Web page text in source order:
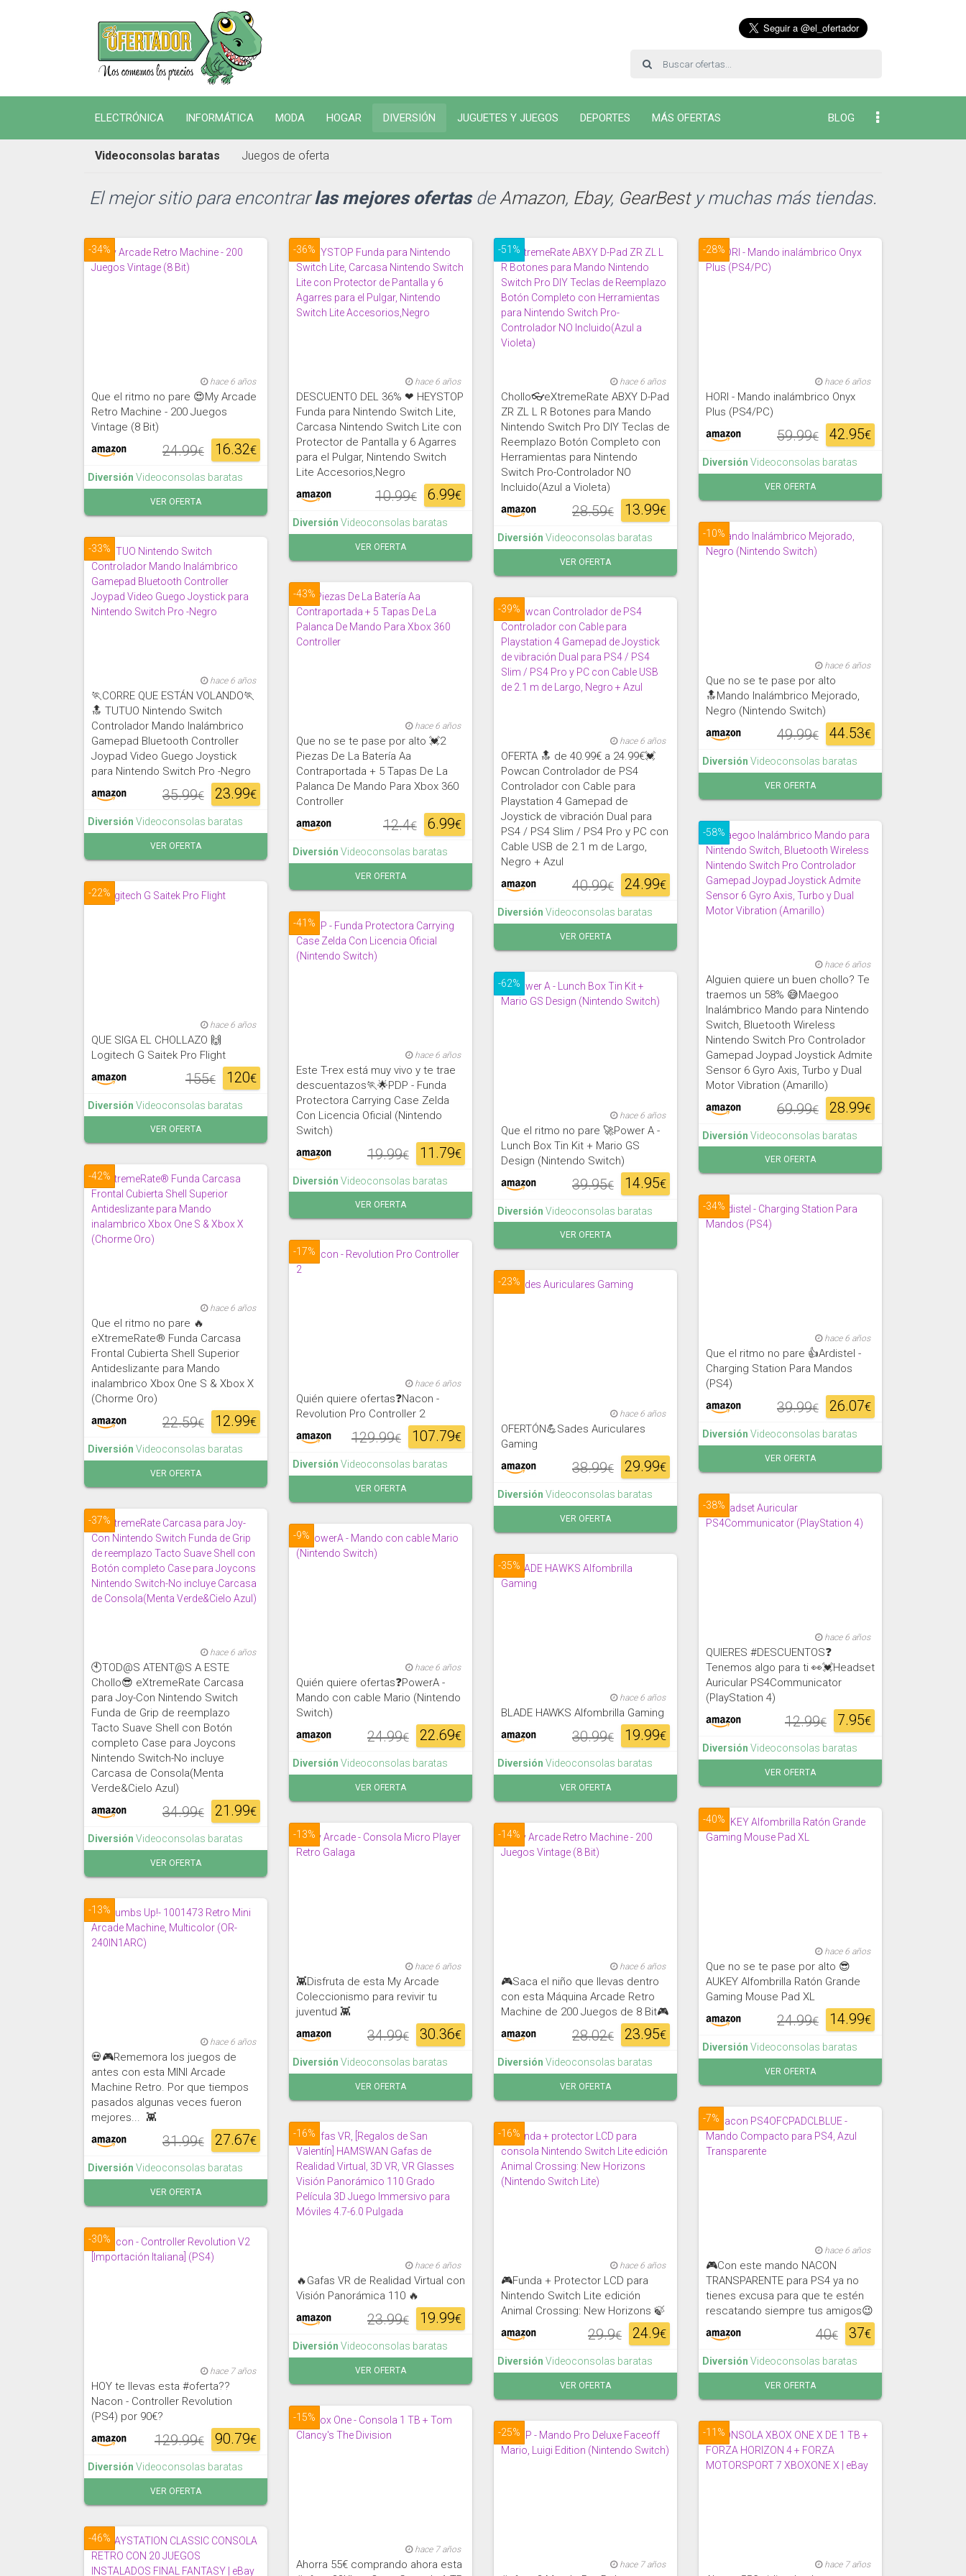
ELECTRÓNICA INFORMÁTICA MODA HOGAR DIVERSIÓN
Videoconsolas baratas Juegos de oferta
JUGUETES Y JUEGOS DEPORTES MÁS OFERTAS BLOG
El mejor sitio para encontrarlas mejores ofertasdeAmazon, Ebay, GearBesty muchas más tiendas.
-34%
hace 6 años
Que el ritmo no pare 😍My Arcade
Retro Machine - 200 Juegos
Vintage (8 Bit)
16.32€
24.99€
Diversión Videoconsolas baratas
VER OFERTA
-36%
hace 6 años
DESCUENTO DEL 36% ❤ HEYSTOP
Funda para Nintendo Switch Lite,
Carcasa Nintendo Switch Lite con
Protector de Pantalla y 6 Agarres
para el Pulgar, Nintendo Switch
Lite Accesorios,Negro
6.99€
10.99€
Diversión Videoconsolas baratas
VER OFERTA
-51%
hace 6 años
Chollo👓eXtremeRate ABXY D-Pad
ZR ZL L R Botones para Mando
Nintendo Switch Pro DIY Teclas de
Reemplazo Botón Completo con
Herramientas para Nintendo
Switch Pro-Controlador NO
Incluido(Azul a Violeta)
13.99€
28.59€
Diversión Videoconsolas baratas
VER OFERTA
-28%
hace 6 años
HORI - Mando inalámbrico Onyx
Plus (PS4/PC)
42.95€
59.99€
Diversión Videoconsolas baratas
VER OFERTA
-10%
hace 6 años
Que no se te pase por alto
🔝Mando Inalámbrico Mejorado,
Negro (Nintendo Switch)
44.53€
49.99€
Diversión Videoconsolas baratas
VER OFERTA
-33%
hace 6 años
🏃CORRE QUE ESTÁN VOLANDO🏃
🔝 TUTUO Nintendo Switch
Controlador Mando Inalámbrico
Gamepad Bluetooth Controller
Joypad Video Guego Joystick
para Nintendo Switch Pro -Negro
23.99€
35.99€
Diversión Videoconsolas baratas
VER OFERTA
-43%
hace 6 años
Que no se te pase por alto 💓2
Piezas De La Batería Aa
Contraportada + 5 Tapas De La
Palanca De Mando Para Xbox 360
Controller
6.99€
12.4€
Diversión Videoconsolas baratas
VER OFERTA
-39%
hace 6 años
OFERTA 🔝 de 40.99€ a 24.99€💓
Powcan Controlador de PS4
Controlador con Cable para
Playstation 4 Gamepad de
Joystick de vibración Dual para
PS4 / PS4 Slim / PS4 Pro y PC con
Cable USB de 2.1 m de Largo,
Negro + Azul
24.99€
40.99€
Diversión Videoconsolas baratas
VER OFERTA
-58%
hace 6 años
Alguien quiere un buen chollo? Te
traemos un 58% 😅Maegoo
Inalámbrico Mando para Nintendo
Switch, Bluetooth Wireless
Nintendo Switch Pro Controlador
Gamepad Joypad Joystick Admite
Sensor 6 Gyro Axis, Turbo y Dual
Motor Vibration (Amarillo)
28.99€
69.99€
Diversión Videoconsolas baratas
VER OFERTA
-22%
hace 6 años
QUE SIGA EL CHOLLAZO 🙌
Logitech G Saitek Pro Flight
120€
155€
Diversión Videoconsolas baratas
VER OFERTA
-41%
hace 6 años
Este T-rex está muy vivo y te trae
descuentazos🏃🌟PDP - Funda
Protectora Carrying Case Zelda
Con Licencia Oficial (Nintendo
Switch)
11.79€
19.99€
Diversión Videoconsolas baratas
VER OFERTA
-62%
hace 6 años
Que el ritmo no pare 🚀Power A -
Lunch Box Tin Kit + Mario GS
Design (Nintendo Switch)
14.95€
39.95€
Diversión Videoconsolas baratas
VER OFERTA
-42%
hace 6 años
Que el ritmo no pare 🔥
eXtremeRate® Funda Carcasa
Frontal Cubierta Shell Superior
Antideslizante para Mando
inalambrico Xbox One S & Xbox X
(Chorme Oro)
12.99€
22.59€
Diversión Videoconsolas baratas
VER OFERTA
-34%
hace 6 años
Que el ritmo no pare 👍Ardistel -
Charging Station Para Mandos
(PS4)
26.07€
39.99€
Diversión Videoconsolas baratas
VER OFERTA
-17%
hace 6 años
Quién quiere ofertas❓Nacon -
Revolution Pro Controller 2
107.79€
129.99€
Diversión Videoconsolas baratas
VER OFERTA
-23%
hace 6 años
OFERTÓN💪Sades Auriculares
Gaming
29.99€
38.99€
Diversión Videoconsolas baratas
VER OFERTA
-38%
hace 6 años
QUIERES #DESCUENTOS❓
Tenemos algo para ti 👀💓Headset
Auricular PS4Communicator
(PlayStation 4)
7.95€
12.99€
Diversión Videoconsolas baratas
VER OFERTA
-37%
hace 6 años
🕙TOD@S ATENT@S A ESTE
Chollo😎 eXtremeRate Carcasa
para Joy-Con Nintendo Switch
Funda de Grip de reemplazo
Tacto Suave Shell con Botón
completo Case para Joycons
Nintendo Switch-No incluye
Carcasa de Consola(Menta
Verde&Cielo Azul)
21.99€
34.99€
Diversión Videoconsolas baratas
VER OFERTA
-9%
hace 6 años
Quién quiere ofertas❓PowerA -
Mando con cable Mario (Nintendo
Switch)
22.69€
24.99€
Diversión Videoconsolas baratas
VER OFERTA
-35%
hace 6 años
BLADE HAWKS Alfombrilla Gaming
19.99€
30.99€
Diversión Videoconsolas baratas
VER OFERTA
-40%
hace 6 años
Que no se te pase por alto 😎
AUKEY Alfombrilla Ratón Grande
Gaming Mouse Pad XL
14.99€
24.99€
Diversión Videoconsolas baratas
VER OFERTA
-13%
hace 6 años
👾Disfruta de esta My Arcade
Coleccionismo para revivir tu
juventud 👾
30.36€
34.99€
Diversión Videoconsolas baratas
VER OFERTA
-14%
hace 6 años
🎮Saca el niño que llevas dentro
con esta Máquina Arcade Retro
Machine de 200 Juegos de 8 Bit🎮
23.95€
28.02€
Diversión Videoconsolas baratas
VER OFERTA
-13%
hace 6 años
💀🎮Rememora los juegos de
antes con esta MINI Arcade
Machine Retro. Por que tiempos
pasados algunas veces fueron
mejores... 👾
27.67€
31.99€
Diversión Videoconsolas baratas
VER OFERTA
-7%
hace 6 años
🎮Con este mando NACON
TRANSPARENTE para PS4 ya no
tienes excusa para que te estén
rescatando siempre tus amigos😉
37€
40€
Diversión Videoconsolas baratas
VER OFERTA
-16%
hace 6 años
🔥Gafas VR de Realidad Virtual con
Visión Panorámica 110 🔥
19.99€
23.99€
Diversión Videoconsolas baratas
VER OFERTA
-16%
hace 6 años
🎮Funda + Protector LCD para
Nintendo Switch Lite edición
Animal Crossing: New Horizons 🍃
24.9€
29.9€
Diversión Videoconsolas baratas
VER OFERTA
-30%
hace 7 años
HOY te llevas esta #oferta??
Nacon - Controller Revolution
(PS4) por 90€?
90.79€
129.99€
Diversión Videoconsolas baratas
VER OFERTA
-15%
hace 7 años
Ahorra 55€ comprando ahora esta
-25%
hace 7 años
-11%
hace 7 años
-46%